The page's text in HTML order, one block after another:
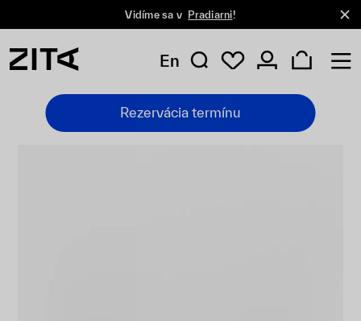
Vidíme sa v Pradiarni!
En
Rezervácia termínu